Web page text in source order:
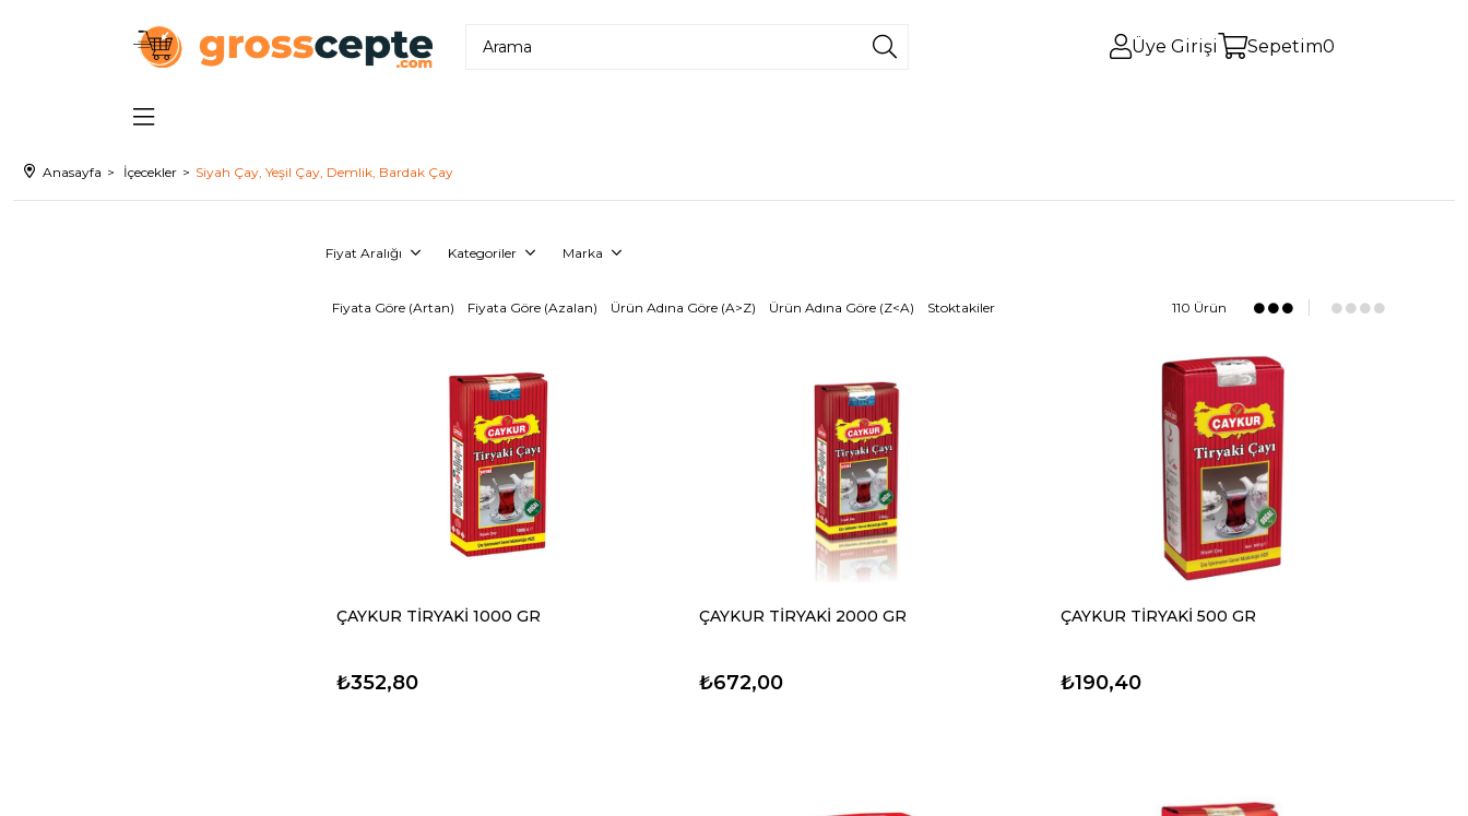
Üye Girişi Sepetim0
Anasayfa İçecekler Siyah Çay, Yeşil Çay, Demlik, Bardak Çay
Fiyat Aralığı Kategoriler Marka
Fiyata Göre (Artan) Fiyata Göre (Azalan) Ürün Adına Göre (A>Z) Ürün Adına Göre (Z<A) Stoktakiler 110 Ürün
ÇAYKUR TİRYAKİ 1000 GR
₺352,80
ÇAYKUR TİRYAKİ 2000 GR
₺672,00
ÇAYKUR TİRYAKİ 500 GR
₺190,40